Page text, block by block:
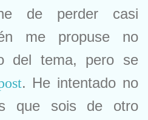
de perder casi
me propuse no
del tema, pero se
. He intentado no
que sois de otro